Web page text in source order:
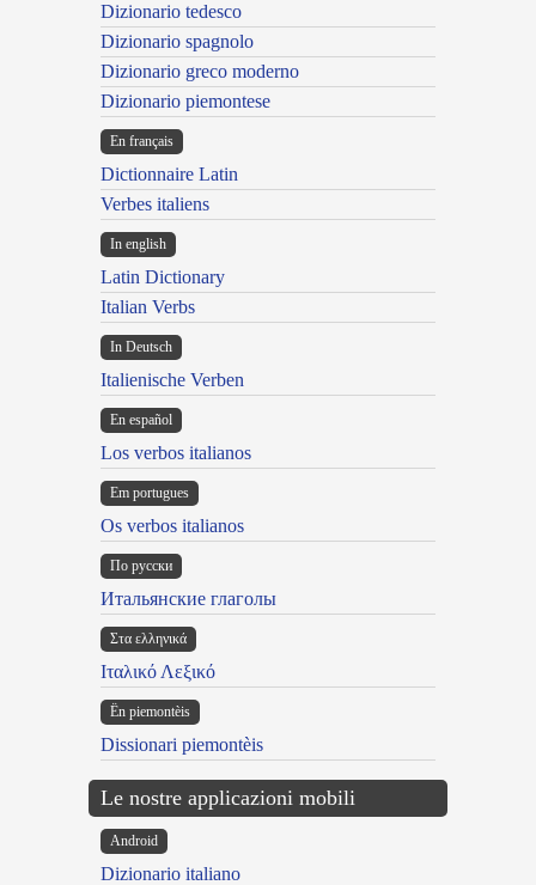
Dizionario tedesco
Dizionario spagnolo
Dizionario greco moderno
Dizionario piemontese
En français
Dictionnaire Latin
Verbes italiens
In english
Latin Dictionary
Italian Verbs
In Deutsch
Italienische Verben
En español
Los verbos italianos
Em portugues
Os verbos italianos
По русски
Итальянские глаголы
Στα ελληνικά
Ιταλικό Λεξικό
Ën piemontèis
Dissionari piemontèis
Le nostre applicazioni mobili
Android
Dizionario italiano